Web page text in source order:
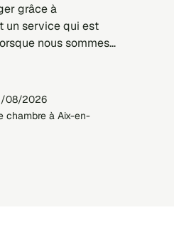
grâce à
nous sommes
selon nos critères,
n' évite
inutilement. C'est
à 100 %.
08/2026
chambre à Aix-en-